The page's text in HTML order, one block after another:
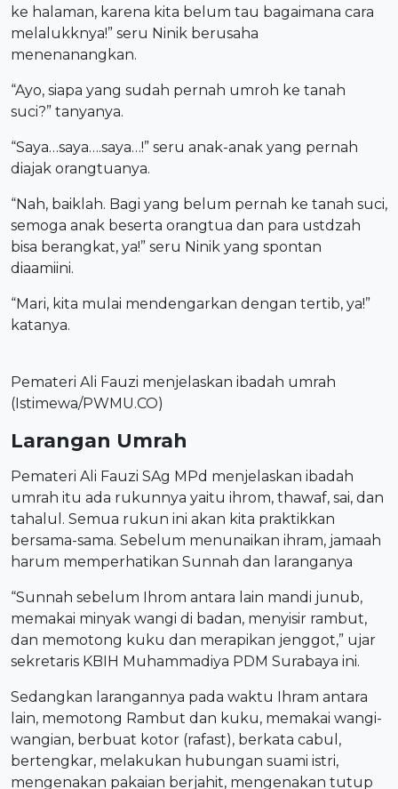
ke halaman, karena kita belum tau bagaimana cara
melalukknya!” seru Ninik berusaha
menenanangkan.
“Ayo, siapa yang sudah pernah umroh ke tanah
suci?” tanyanya.
“Saya…saya….saya…!” seru anak-anak yang pernah
diajak orangtuanya.
“Nah, baiklah. Bagi yang belum pernah ke tanah suci,
semoga anak beserta orangtua dan para ustdzah
bisa berangkat, ya!” seru Ninik yang spontan
diaamiini.
“Mari, kita mulai mendengarkan dengan tertib, ya!”
katanya.
Pemateri Ali Fauzi menjelaskan ibadah umrah
(Istimewa/PWMU.CO)
Larangan Umrah
Pemateri Ali Fauzi SAg MPd menjelaskan ibadah
umrah itu ada rukunnya yaitu ihrom, thawaf, sai, dan
tahalul. Semua rukun ini akan kita praktikkan
bersama-sama. Sebelum menunaikan ihram, jamaah
harum memperhatikan Sunnah dan laranganya
“Sunnah sebelum Ihrom antara lain mandi junub,
memakai minyak wangi di badan, menyisir rambut,
dan memotong kuku dan merapikan jenggot,” ujar
sekretaris KBIH Muhammadiya PDM Surabaya ini.
Sedangkan larangannya pada waktu Ihram antara
lain, memotong Rambut dan kuku, memakai wangi-
wangian, berbuat kotor (rafast), berkata cabul,
bertengkar, melakukan hubungan suami istri,
mengenakan pakaian berjahit, mengenakan tutup